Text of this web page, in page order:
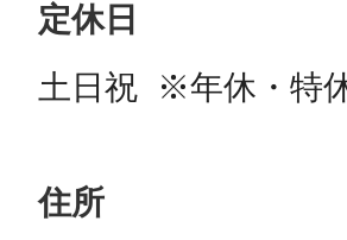
定休日
土日祝  ※年休・特
住所